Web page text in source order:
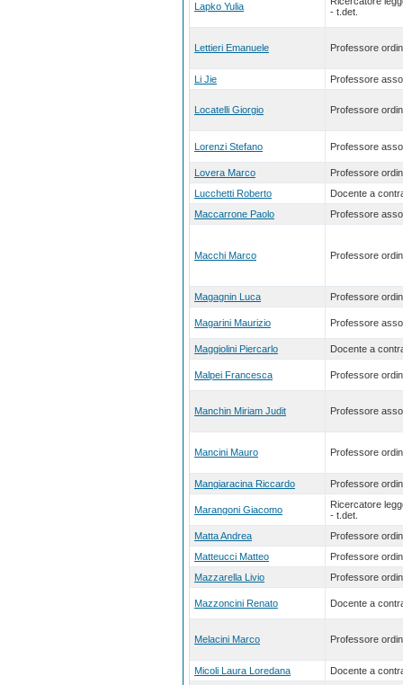
Lapko Yulia
- t.det.
Lettieri Emanuele Professore
Li Jie Professore
Locatelli Giorgio Professore
Lorenzi Stefano Professore
Lovera Marco
Professore
Lucchetti Roberto
Docente a
Maccarrone Paolo
Professore
Macchi Marco Professore
Magagnin Luca Professore
Magarini Maurizio Professore
Maggiolini Piercarlo Docente a
Malpei Francesca Professore
Manchin Miriam Judit Professore
Mancini Mauro Professore
Mangiaracina Riccardo Professore
Marangoni Giacomo
Ricercatore
- t.det.
Matta Andrea
Professore
Matteucci Matteo
Professore
Mazzarella Livio
Professore
Mazzoncini Renato Docente a
Melacini Marco Professore
Micoli Laura Loredana
Docente a